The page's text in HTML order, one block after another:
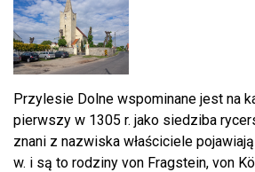
Przylesie Dolne wspominane jest na
pierwszy w 1305 r. jako siedziba
znani z nazwiska właściciele
w. i są to rodziny von Fragstein, von